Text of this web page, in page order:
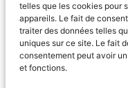
telles que les cookies pour
appareils. Le fait de
traiter des données telles
uniques sur ce site. Le fait
consentement peut avoir
et fonctions.